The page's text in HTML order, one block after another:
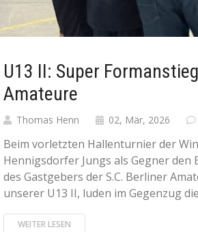
U13 II: Super
Amateure
Thomas Henn 02, Mär, 2026
Beim vorletzten Hallenturnier der
Hennigsdorfer Jungs als Gegner den
des Gastgebers der S.C. Berliner
unserer U13 II, luden im Gegenzug die
WEITER LESEN